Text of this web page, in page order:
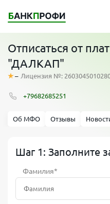
Отписаться от
"ДАЛКАП"
– Лицензия №:
+79682685251
Об МФО Отзывы
Шаг 1: Заполните
Фамилия*